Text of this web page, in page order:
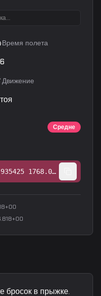
Время полета
Движение
Средне
setpos 1315.880127 1587.935425 1768.000000;setang -33.412891 -170.993866 0.000000
бросок в прыжке.